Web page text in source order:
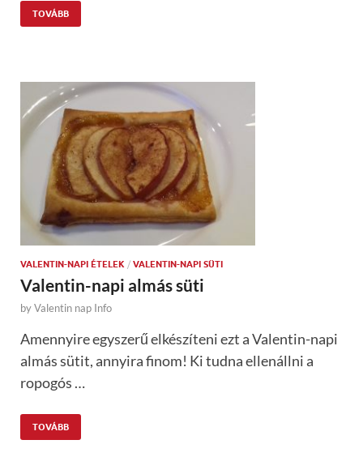
TOVÁBB
VALENTIN-NAPI ÉTELEK / VALENTIN-NAPI SÜTI
Valentin-napi almás süti
byValentin nap Info
Amennyire egyszerű elkészíteni ezt a Valentin-napi
almás sütit, annyira finom! Ki tudna ellenállni a
ropogós …
TOVÁBB